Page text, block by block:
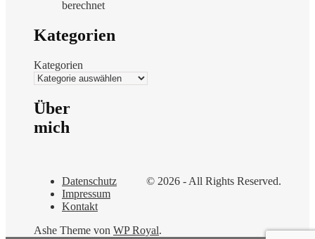
berechnet
Kategorien
Kategorien
Über
mich
© 2026 - All Rights Reserved.
Datenschutz
Impressum
Kontakt
Ashe Theme von WP Royal.